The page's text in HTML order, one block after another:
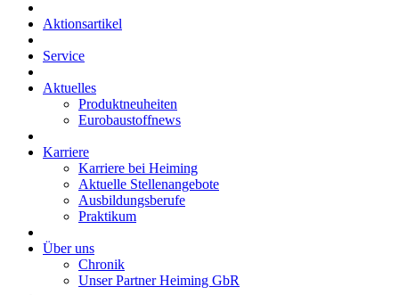
Aktionsartikel
Service
Aktuelles
Produktneuheiten
Eurobaustoffnews
Karriere
Karriere bei Heiming
Aktuelle Stellenangebote
Ausbildungsberufe
Praktikum
Über uns
Chronik
Unser Partner Heiming GbR